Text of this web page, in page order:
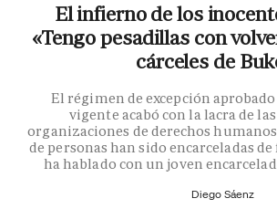
El infierno de los
«Tengo pesadillas con
cárceles de
El régimen de excepción aprobado
vigente acabó con la lacra de
organizaciones de derechos
de personas han sido encarceladas
ha hablado con un joven
Diego Sáenz